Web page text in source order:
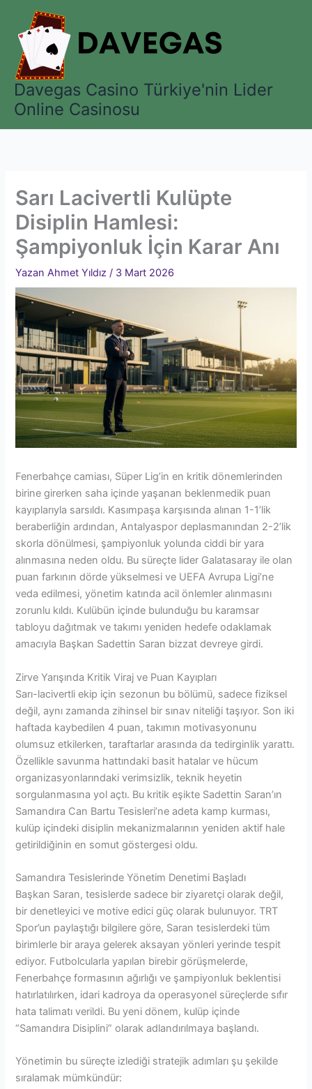
Davegas Casino Türkiye'nin Lider
Online Casinosu
Sarı Lacivertli Kulüpte
Disiplin Hamlesi:
Şampiyonluk İçin Karar Anı
Yazan Ahmet Yıldız/ 3 Mart 2026
Fenerbahçe camiası, Süper Lig’in en kritik dönemlerinden
birine girerken saha içinde yaşanan beklenmedik puan
kayıplarıyla sarsıldı. Kasımpaşa karşısında alınan 1-1’lik
beraberliğin ardından, Antalyaspor deplasmanından 2-2’lik
skorla dönülmesi, şampiyonluk yolunda ciddi bir yara
alınmasına neden oldu. Bu süreçte lider Galatasaray ile olan
puan farkının dörde yükselmesi ve UEFA Avrupa Ligi’ne
veda edilmesi, yönetim katında acil önlemler alınmasını
zorunlu kıldı. Kulübün içinde bulunduğu bu karamsar
tabloyu dağıtmak ve takımı yeniden hedefe odaklamak
amacıyla Başkan Sadettin Saran bizzat devreye girdi.
Zirve Yarışında Kritik Viraj ve Puan Kayıpları
Sarı-lacivertli ekip için sezonun bu bölümü, sadece fiziksel
değil, aynı zamanda zihinsel bir sınav niteliği taşıyor. Son iki
haftada kaybedilen 4 puan, takımın motivasyonunu
olumsuz etkilerken, taraftarlar arasında da tedirginlik yarattı.
Özellikle savunma hattındaki basit hatalar ve hücum
organizasyonlarındaki verimsizlik, teknik heyetin
sorgulanmasına yol açtı. Bu kritik eşikte Sadettin Saran’ın
Samandıra Can Bartu Tesisleri’ne adeta kamp kurması,
kulüp içindeki disiplin mekanizmalarının yeniden aktif hale
getirildiğinin en somut göstergesi oldu.
Samandıra Tesislerinde Yönetim Denetimi Başladı
Başkan Saran, tesislerde sadece bir ziyaretçi olarak değil,
bir denetleyici ve motive edici güç olarak bulunuyor. TRT
Spor’un paylaştığı bilgilere göre, Saran tesislerdeki tüm
birimlerle bir araya gelerek aksayan yönleri yerinde tespit
ediyor. Futbolcularla yapılan birebir görüşmelerde,
Fenerbahçe formasının ağırlığı ve şampiyonluk beklentisi
hatırlatılırken, idari kadroya da operasyonel süreçlerde sıfır
hata talimatı verildi. Bu yeni dönem, kulüp içinde
“Samandıra Disiplini” olarak adlandırılmaya başlandı.
Yönetimin bu süreçte izlediği stratejik adımları şu şekilde
sıralamak mümkündür: